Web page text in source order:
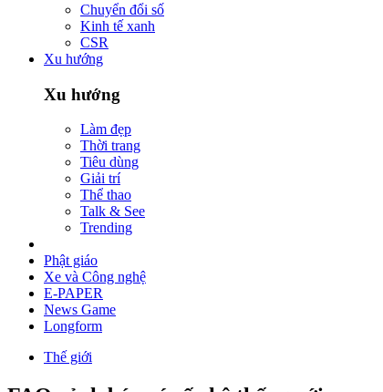
Chuyển đổi số
Kinh tế xanh
CSR
Xu hướng
Xu hướng
Làm đẹp
Thời trang
Tiêu dùng
Giải trí
Thể thao
Talk & See
Trending
Phật giáo
Xe và Công nghệ
E-PAPER
News Game
Longform
Thế giới